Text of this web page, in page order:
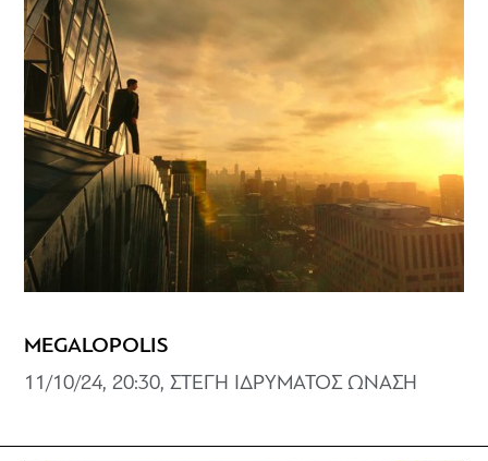
MEGALOPOLIS
11/10/24, 20:30, ΣΤΕΓΗ ΙΔΡΥΜΑΤΟΣ ΩΝΑΣΗ